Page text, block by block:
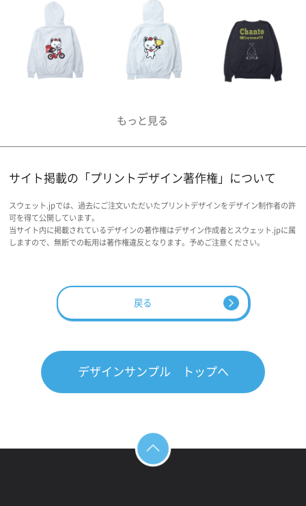
サイト掲載の「プリントデザイン著作権」について
スウェット.jpでは、過去にご注文いただいたプリントデザインをデザイン制作者の許
可を得て公開しています。
当サイト内に掲載されているデザインの著作権はデザイン作成者とスウェット.jpに属
しますので、無断での転用は著作権違反となります。予めご注意ください。
戻る
デザインサンプル トップへ